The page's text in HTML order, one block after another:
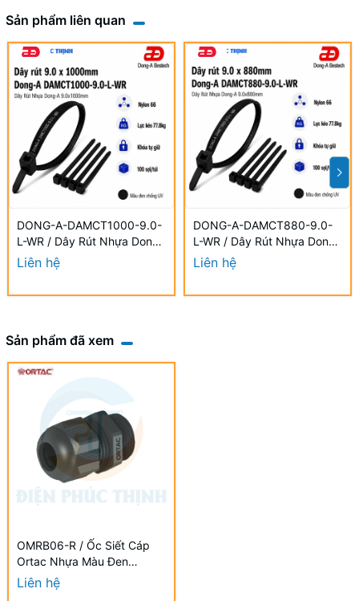
Sản phẩm liên quan
DONG-A-DAMCT1000-9.0-
L-WR / Dây Rút Nhựa Dong-
A 9.0×1000mm Chống UV
Liên hệ
DONG-A-DAMCT880-9.0-
L-WR / Dây Rút Nhựa Dong-
A 9.0×880mm Chống UV
Liên hệ
Sản phẩm đã xem
OMRB06-R / Ốc Siết Cáp
Ortac Nhựa Màu Đen
M25x1.5 Halogen Free Đạt
Chuẩn VDE / EU
Liên hệ